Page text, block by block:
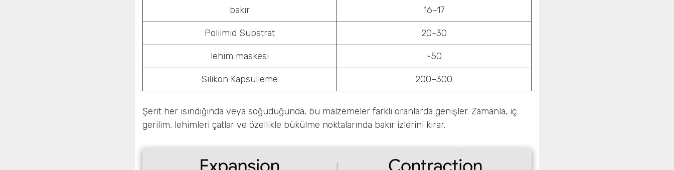
bakır 16–17
Poliimid Substrat 20-30
lehim maskesi ~50
Silikon Kapsülleme 200–300
Şerit her ısındığında veya soğuduğunda, bu malzemeler farklı oranlarda genişler. Zamanla, iç
gerilim, lehimleri çatlar ve özellikle bükülme noktalarında bakır izlerini kırar.